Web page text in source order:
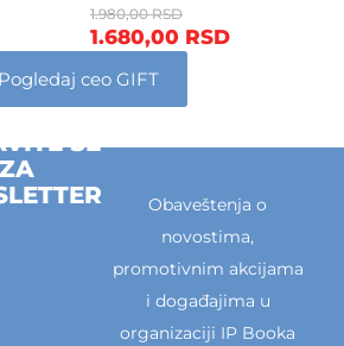
1.980,00RSD
1.680,00 RSD
Pogledaj ceo GIFT
SE
ZA
Obaveštenja o
novostima,
promotivnim akcijama
i događajima u
organizaciji IP Booka